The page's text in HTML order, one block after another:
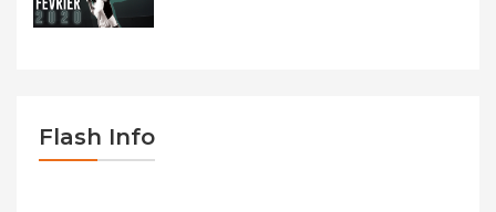
Flash Info